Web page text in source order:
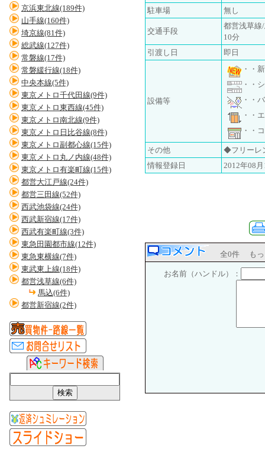
京浜東北線(189件)
山手線(160件)
埼京線(81件)
総武線(127件)
常磐線(17件)
常磐緩行線(18件)
中央本線(5件)
東京メトロ千代田線(9件)
東京メトロ東西線(45件)
東京メトロ南北線(9件)
東京メトロ日比谷線(8件)
東京メトロ副都心線(15件)
東京メトロ丸ノ内線(48件)
東京メトロ有楽町線(15件)
都営大江戸線(24件)
都営三田線(52件)
西武池袋線(24件)
西武新宿線(17件)
西武有楽町線(3件)
東急田園都市線(12件)
東急東横線(7件)
東武東上線(18件)
都営浅草線(6件)
馬込(6件)
都営新宿線(2件)
駐車場
無し
交通手段
都営浅草線
10分
引渡し日
即日
設備等
・・
・・
・・
・・
・・
その他
◆フリーレ
情報登録日
2012年08
全0件 もっ
お名前（ハンドル）：